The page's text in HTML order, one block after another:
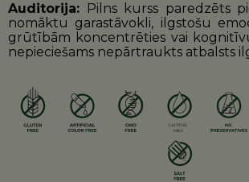
Auditorija: Pilns kurss paredzēts
nomāktu garastāvokli, ilgstošu
grūtībām koncentrēties vai
nepieciešams nepārtraukts atbalsts